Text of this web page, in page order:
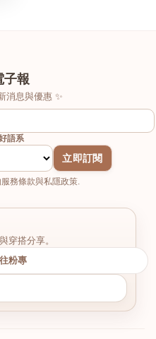
子報
消息與優惠 ✨
語系
立即訂閱
務條款與私隱政策.
穿搭分享。
粉專